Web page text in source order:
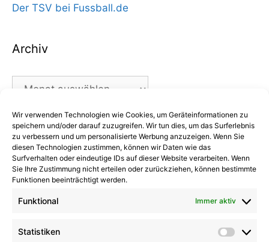
Wir verwenden Technologien wie Cookies, um Geräteinformationen zu
speichern und/oder darauf zuzugreifen. Wir tun dies, um das Surferlebnis
zu verbessern und um personalisierte Werbung anzuzeigen. Wenn Sie
diesen Technologien zustimmen, können wir Daten wie das
Surfverhalten oder eindeutige IDs auf dieser Website verarbeiten. Wenn
Sie Ihre Zustimmung nicht erteilen oder zurückziehen, können bestimmte
Funktionen beeinträchtigt werden.
Funktional Immer aktiv
Statistiken
Der TSV bei Fussball.de
Archiv
Archiv
Kategorien
Kategorien
Kommentare